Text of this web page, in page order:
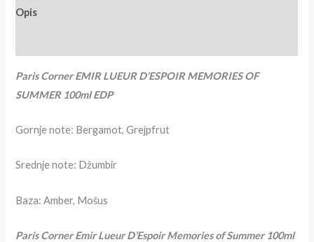
Opis
Paris Corner EMIR LUEUR D’ESPOIR MEMORIES OF
SUMMER 100ml EDP
Gornje note: Bergamot, Grejpfrut
Srednje note: Džumbir
Baza: Amber, Mošus
Paris Corner Emir Lueur D’Espoir Memories of Summer 100ml